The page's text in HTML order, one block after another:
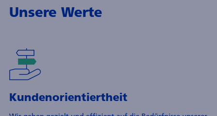
Unsere Werte
Kundenorientiertheit